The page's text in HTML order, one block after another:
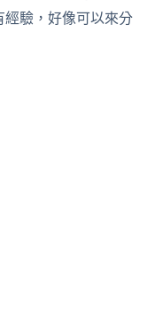
經驗，好像可以來分